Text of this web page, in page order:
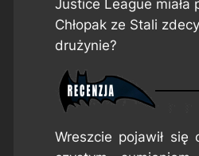
Justice League miała
Chłopak ze Stali
drużynie?
Wreszcie pojawił